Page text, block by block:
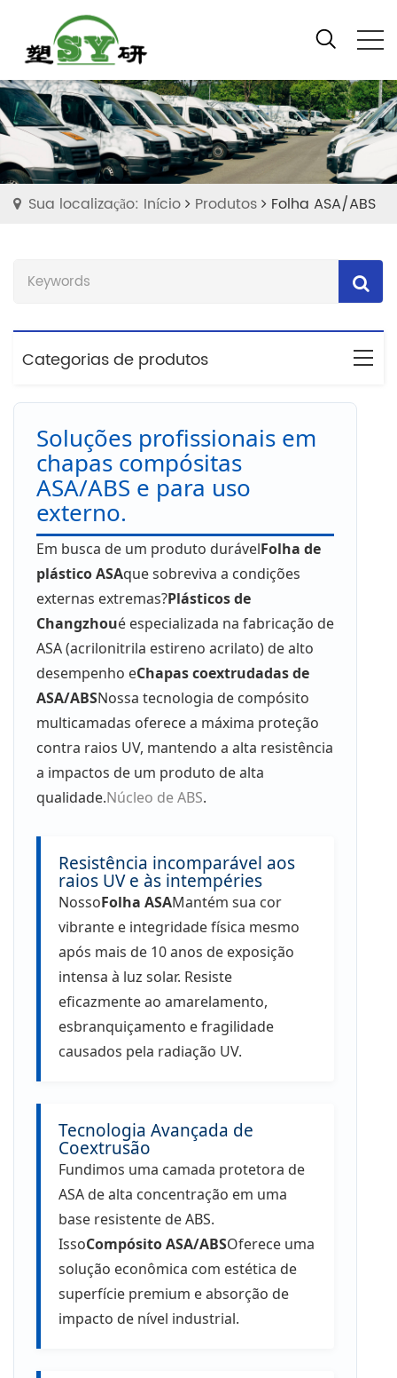
Sua localização: Início Produtos Folha ASA/ABS
Categorias de produtos
Soluções profissionais em
chapas compósitas
ASA/ABS e para uso
externo.
Em busca de um produto durávelFolha de
plástico ASAque sobreviva a condições
externas extremas?Plásticos de
Changzhoué especializada na fabricação de
ASA (acrilonitrila estireno acrilato) de alto
desempenho eChapas coextrudadas de
ASA/ABSNossa tecnologia de compósito
multicamadas oferece a máxima proteção
contra raios UV, mantendo a alta resistência
a impactos de um produto de alta
qualidade.Núcleo de ABS.
Resistência incomparável aos
raios UV e às intempéries
NossoFolha ASAMantém sua cor
vibrante e integridade física mesmo
após mais de 10 anos de exposição
intensa à luz solar. Resiste
eficazmente ao amarelamento,
esbranquiçamento e fragilidade
causados ​​pela radiação UV.
Tecnologia Avançada de
Coextrusão
Fundimos uma camada protetora de
ASA de alta concentração em uma
base resistente de ABS.
IssoCompósito ASA/ABSOferece uma
solução econômica com estética de
superfície premium e absorção de
impacto de nível industrial.